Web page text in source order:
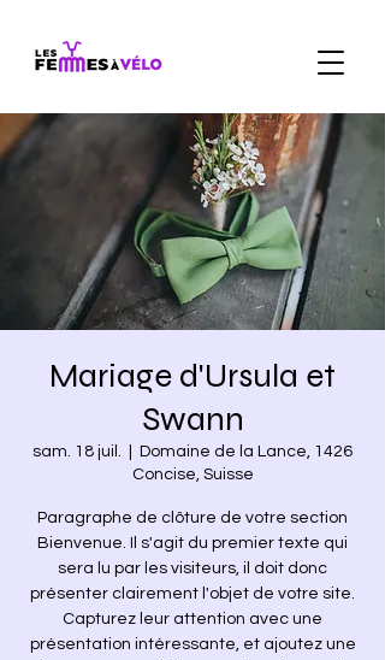
Mariage d'Ursula et
Swann
sam. 18 juil.
Domaine de la Lance, 1426
Concise, Suisse
Paragraphe de clôture de votre section
Bienvenue. Il s'agit du premier texte qui
sera lu par les visiteurs, il doit donc
présenter clairement l'objet de votre site.
Capturez leur attention avec une
présentation intéressante, et ajoutez une